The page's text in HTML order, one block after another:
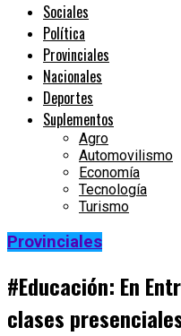
Sociales
Política
Provinciales
Nacionales
Deportes
Suplementos
Agro
Automovilismo
Economía
Tecnología
Turismo
Provinciales
#Educación: En
clases